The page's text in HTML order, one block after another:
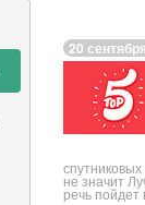
20
не значит
речь пойдет